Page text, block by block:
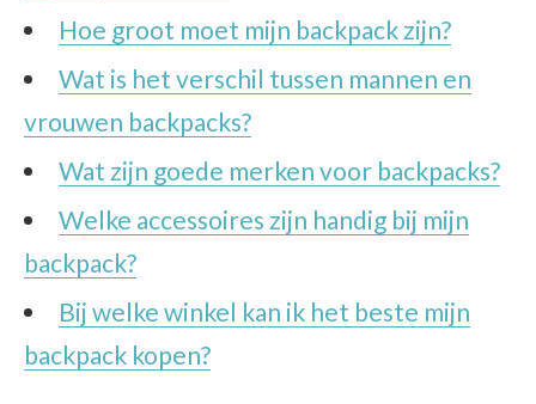
Hoe groot moet mijn backpack zijn?
Wat is het verschil tussen mannen en
vrouwen backpacks?
Wat zijn goede merken voor backpacks?
Welke accessoires zijn handig bij mijn
backpack?
Bij welke winkel kan ik het beste mijn
backpack kopen?